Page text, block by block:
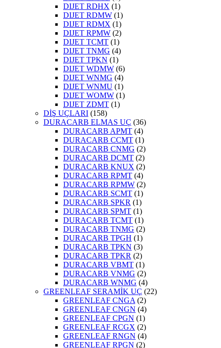
DIJET RDHX (1)
DIJET RDMW (1)
DIJET RDMX (1)
DIJET RPMW (2)
DIJET TCMT (1)
DIJET TNMG (4)
DIJET TPKN (1)
DIJET WDMW (6)
DIJET WNMG (4)
DIJET WNMU (1)
DIJET WOMW (1)
DIJET ZDMT (1)
DİŞ UÇLARI (158)
DURACARB ELMAS UÇ (36)
DURACARB APMT (4)
DURACARB CCMT (1)
DURACARB CNMG (2)
DURACARB DCMT (2)
DURACARB KNUX (2)
DURACARB RPMT (4)
DURACARB RPMW (2)
DURACARB SCMT (1)
DURACARB SPKR (1)
DURACARB SPMT (1)
DURACARB TCMT (1)
DURACARB TNMG (2)
DURACARB TPGH (1)
DURACARB TPKN (3)
DURACARB TPKR (2)
DURACARB VBMT (1)
DURACARB VNMG (2)
DURACARB WNMG (4)
GREENLEAF SERAMİK UÇ (22)
GREENLEAF CNGA (2)
GREENLEAF CNGN (4)
GREENLEAF CPGN (1)
GREENLEAF RCGX (2)
GREENLEAF RNGN (4)
GREENLEAF RPGN (2)